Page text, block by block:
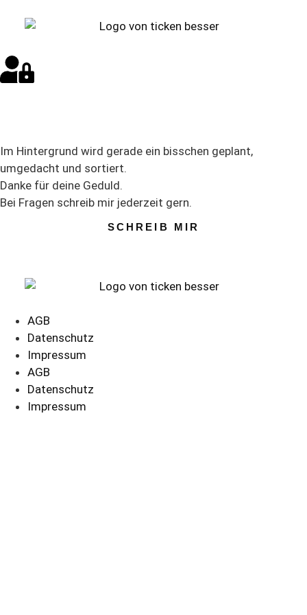
Im Hintergrund wird gerade ein bisschen geplant,
umgedacht und sortiert.
Danke für deine Geduld.
Bei Fragen schreib mir jederzeit gern.
SCHREIB MIR
AGB
Datenschutz
Impressum
AGB
Datenschutz
Impressum